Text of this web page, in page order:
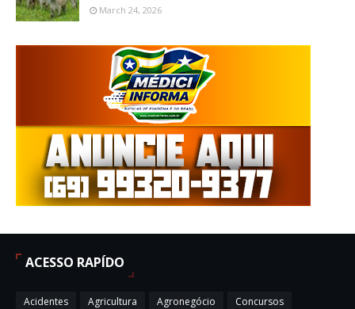
March 24, 2026
ACESSO RAPÍDO
Acidentes Agricultura Agronegócio
Concursos